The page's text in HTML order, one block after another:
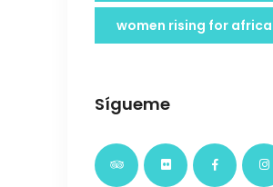
women rising for africa
Sígueme